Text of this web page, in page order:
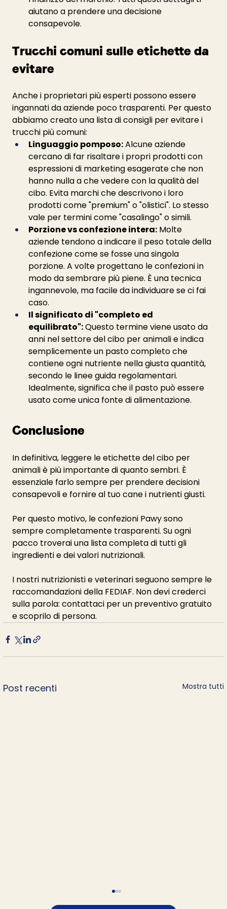
aiutano a prendere una decisione
consapevole.
Trucchi comuni sulle etichette da
evitare
Anche i proprietari più esperti possono essere
ingannati da aziende poco trasparenti. Per questo
abbiamo creato una lista di consigli per evitare i
trucchi più comuni:
Linguaggio pomposo: Alcune aziende
cercano di far risaltare i propri prodotti con
espressioni di marketing esagerate che non
hanno nulla a che vedere con la qualità del
cibo. Evita marchi che descrivono i loro
prodotti come "premium" o "olistici". Lo stesso
vale per termini come "casalingo" o simili.
Porzione vs confezione intera: Molte
aziende tendono a indicare il peso totale della
confezione come se fosse una singola
porzione. A volte progettano le confezioni in
modo da sembrare più piene. È una tecnica
ingannevole, ma facile da individuare se ci fai
caso.
Il significato di "completo ed
equilibrato": Questo termine viene usato da
anni nel settore del cibo per animali e indica
semplicemente un pasto completo che
contiene ogni nutriente nella giusta quantità,
secondo le linee guida regolamentari.
Idealmente, significa che il pasto può essere
usato come unica fonte di alimentazione.
Conclusione
In definitiva, leggere le etichette del cibo per
animali è più importante di quanto sembri. È
essenziale farlo sempre per prendere decisioni
consapevoli e fornire al tuo cane i nutrienti giusti.
Per questo motivo, le confezioni Pawy sono
sempre completamente trasparenti. Su ogni
pacco troverai una lista completa di tutti gli
ingredienti e dei valori nutrizionali.
I nostri nutrizionisti e veterinari seguono sempre le
raccomandazioni della FEDIAF. Non devi crederci
sulla parola: contattaci per un preventivo gratuito
e scoprilo di persona.
Post recenti Mostra tutti